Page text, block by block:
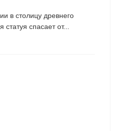
в столицу древнего
спасает от...